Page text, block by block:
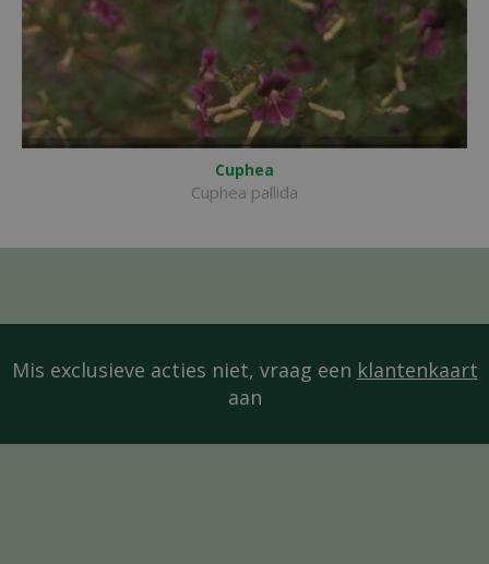
Cuphea
Cuphea pallida
Mis exclusieve acties niet, vraag een klantenkaart
aan